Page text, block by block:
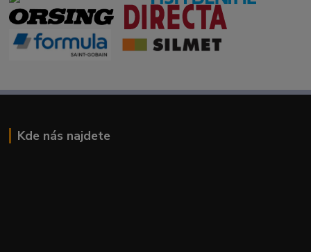
Kde nás najdete